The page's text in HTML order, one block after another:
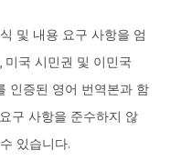
및 내용 요구 사항을 엄
미국 시민권 및 이민국
인증된 영어 번역본과 함
구 사항을 준수하지 않
있습니다.